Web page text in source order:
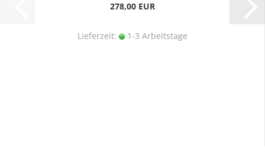
278,00 EUR
Lieferzeit: 1-3 Arbeitstage